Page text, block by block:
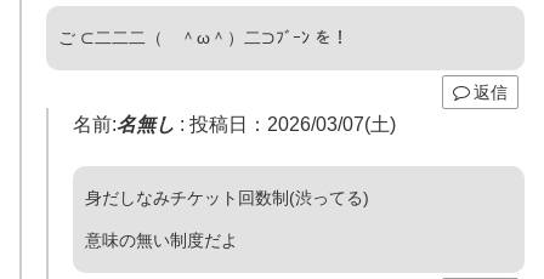
ご ⊂二二二（ ＾ω＾）二⊃ﾌﾞｰﾝ を！
返信
名前:名無し : 投稿日：2026/03/07(土)
身だしなみチケット回数制(渋ってる)
意味の無い制度だよ